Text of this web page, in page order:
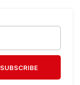
SUBSCRIBE